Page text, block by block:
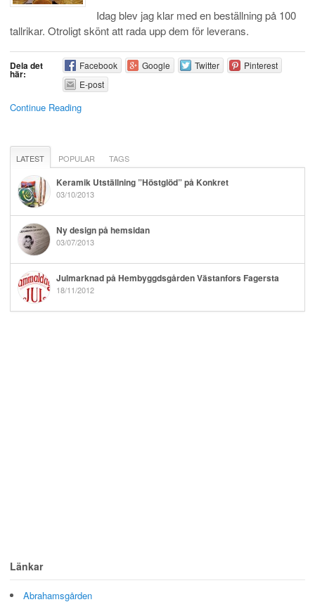
Idag blev jag klar med en beställning på 100
tallrikar. Otroligt skönt att rada upp dem för leverans.
Dela det
här:
Facebook Google Twitter
Pinterest
E-post
Continue Reading
LATEST POPULAR TAGS
Keramik Utställning ”Höstglöd” på Konkret
03/10/2013
Ny design på hemsidan
03/07/2013
Julmarknad på Hembyggdsgården Västanfors Fagersta
18/11/2012
Länkar
Abrahamsgården